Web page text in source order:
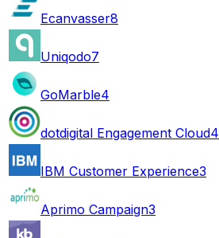
Ecanvasser8
Uniqodo7
GoMarble4
dotdigital Engagement Cloud4
IBM Customer Experience3
Aprimo Campaign3